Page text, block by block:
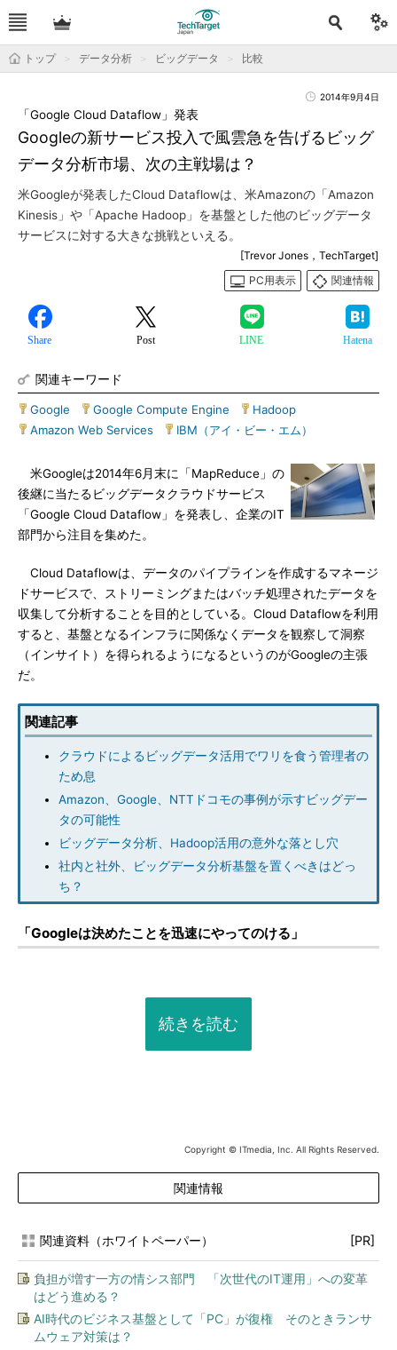
トップ データ分析 ビッグデータ 比較
2014年9月4日
Googleの新サービス投入で風雲急を告げるビッグ
データ分析市場、次の主戦場は？
「Google Cloud Dataflow」発表
米Googleが発表したCloud Dataflowは、米Amazonの「Amazon
Kinesis」や「Apache Hadoop」を基盤とした他のビッグデータ
サービスに対する大きな挑戦といえる。
[Trevor Jones，TechTarget]
PC用表示
関連情報
Share Post LINE Hatena
関連キーワード
Google Google Compute Engine Hadoop
Amazon Web Services
IBM（アイ・ビー・エム）
米Googleは2014年6月末に「MapReduce」の
後継に当たるビッグデータクラウドサービス
「Google Cloud Dataflow」を発表し、企業のIT
部門から注目を集めた。
Cloud Dataflowは、データのパイプラインを作成するマネージ
ドサービスで、ストリーミングまたはバッチ処理されたデータを
収集して分析することを目的としている。Cloud Dataflowを利用
すると、基盤となるインフラに関係なくデータを観察して洞察
（インサイト）を得られるようになるというのがGoogleの主張
だ。
関連記事
クラウドによるビッグデータ活用でワリを食う管理者の
ため息
Amazon、Google、NTTドコモの事例が示すビッグデー
タの可能性
ビッグデータ分析、Hadoop活用の意外な落とし穴
社内と社外、ビッグデータ分析基盤を置くべきはどっ
ち？
「Googleは決めたことを迅速にやってのける」
続きを読む
Copyright © ITmedia, Inc. All Rights Reserved.
関連情報
関連資料（ホワイトペーパー） [PR]
負担が増す一方の情シス部門 「次世代のIT運用」への変革
はどう進める？
AI時代のビジネス基盤として「PC」が復権 そのときランサ
ムウェア対策は？